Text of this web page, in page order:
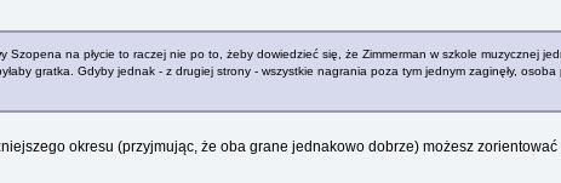
na płycie to raczej nie po to, żeby dowiedzieć się, że Zimmerman w szkole muzycznej
gratka. Gdyby jednak - z drugiej strony - wszystkie nagrania poza tym jednym zaginęły,
okresu (przyjmując, że oba grane jednakowo dobrze) możesz